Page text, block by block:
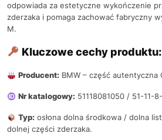
odpowiada za estetyczne wykończenie
zderzaka i pomaga zachować fabryczny
M.
Kluczowe cechy produktu:
Producent: BMW – część autentyczna
Nr katalogowy: 51118081050 / 51-11-
Typ: osłona dolna środkowa / dolna
dolnej części zderzaka.